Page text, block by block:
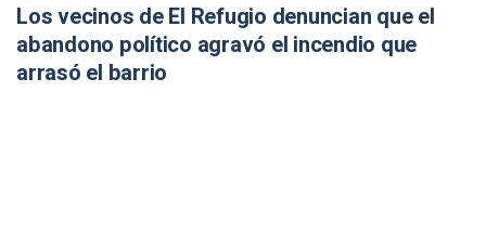
Los vecinos de El Refugio denuncian que el
abandono político agravó el incendio que
arrasó el barrio